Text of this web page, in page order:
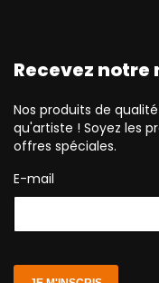
Recevez
Nos produits de
qu'artiste ! Soyez les
offres spéciales.
E-mail